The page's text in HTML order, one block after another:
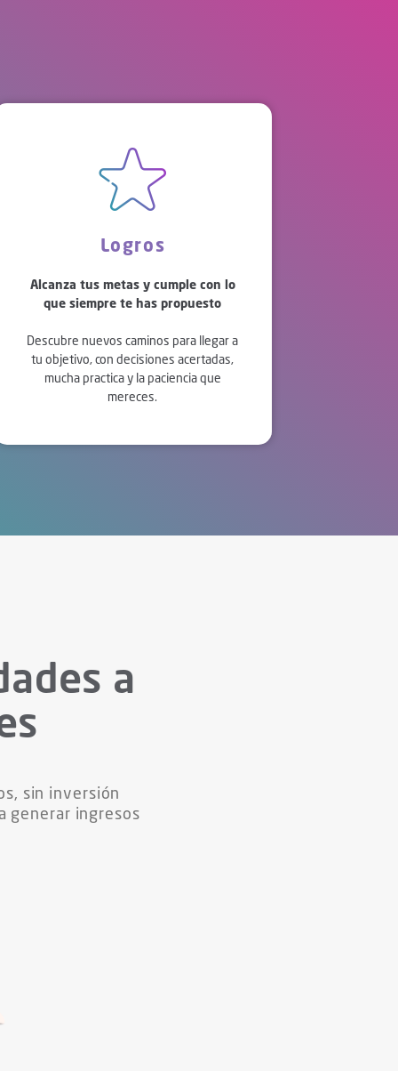
Logros
Alcanza tus metas y cumple con lo
que siempre te has propuesto
Descubre nuevos caminos para llegar a
tu objetivo, con decisiones acertadas,
mucha practica y la paciencia que
mereces.
a
sin inversión
generar ingresos